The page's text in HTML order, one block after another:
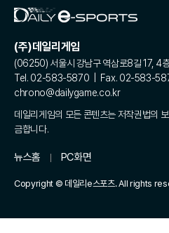
(주)데일리게임
(06250) 서울시 강남구 역삼로8길 17, 4
Tel. 02-583-5870 | Fax. 02-583-
chrono@dailygame.co.kr
데일리게임의 모든 콘텐츠는 저작권법의
금합니다.
뉴스홈 PC화면
Copyright © 데일리e스포츠. All rights